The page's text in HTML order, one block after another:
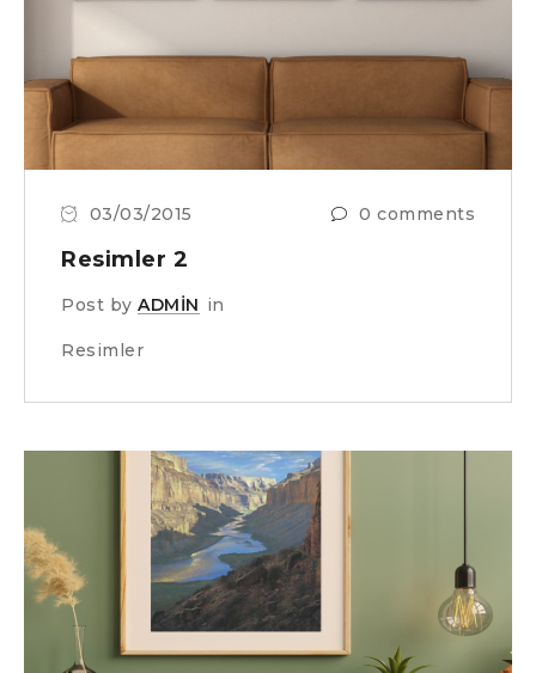
03/03/2015 0 comments
Resimler 2
Post by ADMIN in
Resimler